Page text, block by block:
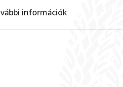
információk